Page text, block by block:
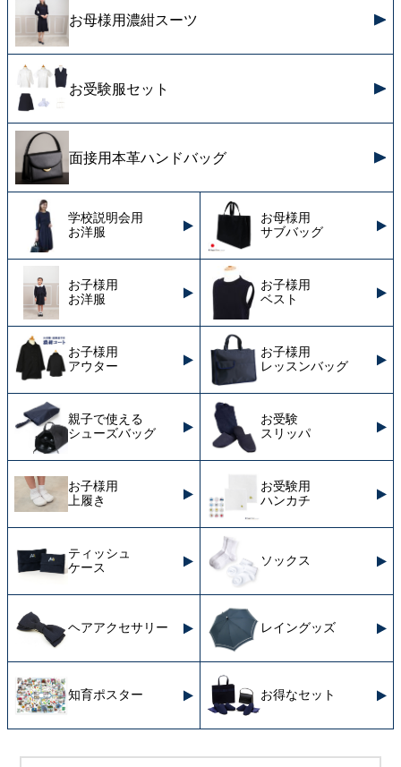
お母様用濃紺スーツ
お受験服セット
面接用本革ハンドバッグ
学校説明会用
お洋服
お母様用
サブバッグ
お子様用
お洋服
お子様用
ベスト
お子様用
アウター
お子様用
レッスンバッグ
親子で使える
シューズバッグ
お受験
スリッパ
お子様用
上履き
お受験用
ハンカチ
ティッシュ
ケース
ソックス
ヘアアクセサリー レイングッズ
知育ポスター お得なセット